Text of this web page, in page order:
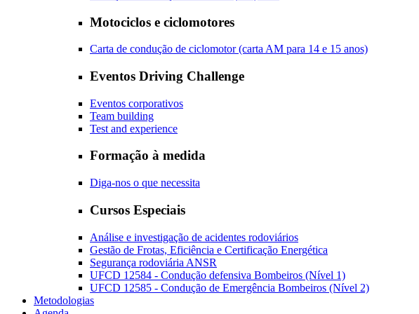
Motociclos e ciclomotores
Carta de condução de ciclomotor (carta AM para 14 e 15 anos)
Eventos Driving Challenge
Eventos corporativos
Team building
Test and experience
Formação à medida
Diga-nos o que necessita
Cursos Especiais
Análise e investigação de acidentes rodoviários
Gestão de Frotas, Eficiência e Certificação Energética
Segurança rodoviária ANSR
UFCD 12584 - Condução defensiva Bombeiros (Nível 1)
UFCD 12585 - Condução de Emergência Bombeiros (Nível 2)
Metodologias